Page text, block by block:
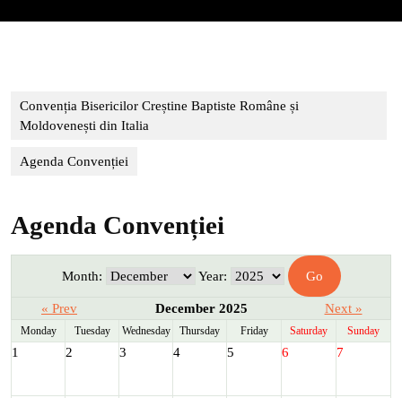
Convenția Bisericilor Creștine Baptiste Române și
Moldovenești din Italia
Agenda Convenției
Agenda Convenției
Month: Year:
« Prev December 2025 Next »
Monday Tuesday Wednesday Thursday Friday Saturday Sunday
1 2 3 4 5 6 7